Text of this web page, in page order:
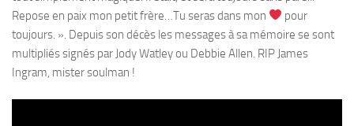
Repose en paix mon petit frère…Tu seras dans mon
pour
toujours. ». Depuis son décès les messages à sa mémoire se sont
multipliés signés par Jody Watley ou Debbie Allen. RIP James
Ingram, mister soulman !